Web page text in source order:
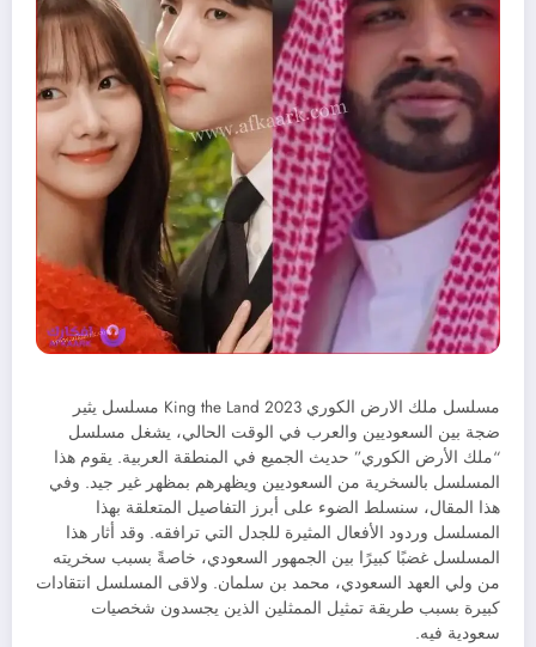
مسلسل ملك الارض الكوري 2023 King the Land مسلسل يثير
ضجة بين السعوديين والعرب في الوقت الحالي، يشغل مسلسل
“ملك الأرض الكوري” حديث الجميع في المنطقة العربية. يقوم هذا
المسلسل بالسخرية من السعوديين ويظهرهم بمظهر غير جيد. وفي
هذا المقال، سنسلط الضوء على أبرز التفاصيل المتعلقة بهذا
المسلسل وردود الأفعال المثيرة للجدل التي ترافقه. وقد أثار هذا
المسلسل غضبًا كبيرًا بين الجمهور السعودي، خاصةً بسبب سخريته
من ولي العهد السعودي، محمد بن سلمان. ولاقى المسلسل انتقادات
كبيرة بسبب طريقة تمثيل الممثلين الذين يجسدون شخصيات
سعودية فيه.